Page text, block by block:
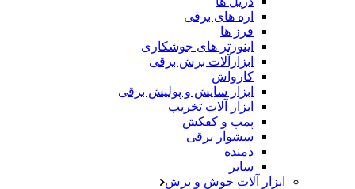
اره های برقی
فرز ها
اینورتر های جوشکاری
ابزارآلات برش برقی
کارواش
ابزار سایش و پولیش برقی
ابزار آلات تخریب
پمپ و کفکش
سشوار برقی
دمنده
سایر
ابزار آلات جوش و برش